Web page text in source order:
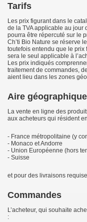
Tarifs
Les prix figurant dans le
de la TVA applicable au jour
pourra être répercuté sur le
Ch’ti Bio Nature se réserve
toutefois entendu que le
sera le seul applicable à
Les prix indiqués
traitement de commandes,
aient lieu dans les zones
Aire géographique
La vente en ligne des
aux acheteurs qui résident en
- France métropolitaine (y
- Monaco et Andorre
- Union Européenne (hors
- Suisse
et pour des livraisons
Commandes
L’acheteur, qui souhaite
: